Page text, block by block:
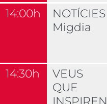
14:00h
NOTÍCIES
Migdia
14:30h
VEUS
QUE